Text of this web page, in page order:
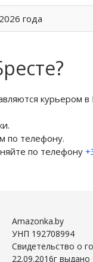
года
курьером
по телефону.
по телефону
Amazonka.by
УНП 192708994
Свидетельство о
22.09.2016г